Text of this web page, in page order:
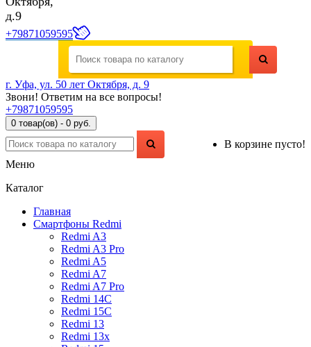
д.9
+79871059595
г. Уфа, ул. 50 лет Октября, д. 9
Звони! Ответим на все вопросы!
+79871059595
0 товар(ов) - 0 руб.
В корзине пусто!
Меню
Каталог
Главная
Смартфоны Redmi
Redmi A3
Redmi A3 Pro
Redmi A5
Redmi A7
Redmi A7 Pro
Redmi 14C
Redmi 15C
Redmi 13
Redmi 13x